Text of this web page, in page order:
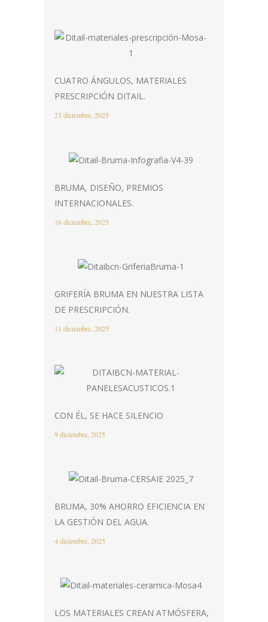
CUATRO ÁNGULOS, MATERIALES
PRESCRIPCIÓN DITAIL.
23 diciembre, 2025
BRUMA, DISEÑO, PREMIOS
INTERNACIONALES.
16 diciembre, 2025
GRIFERÍA BRUMA EN NUESTRA LISTA
DE PRESCRIPCIÓN.
11 diciembre, 2025
CON ÉL, SE HACE SILENCIO
9 diciembre, 2025
BRUMA, 30% AHORRO EFICIENCIA EN
LA GESTIÓN DEL AGUA.
4 diciembre, 2025
LOS MATERIALES CREAN ATMÓSFERA,